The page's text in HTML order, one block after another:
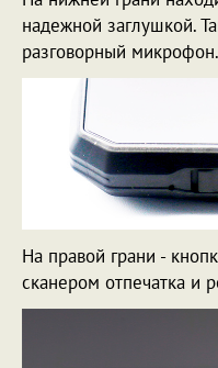
надежной заглушкой.
разговорный микрофон.
На правой грани -
сканером отпечатка и